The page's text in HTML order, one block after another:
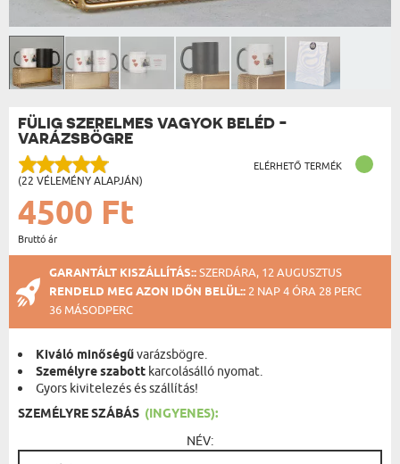
FÜLIG SZERELMES VAGYOK BELÉD -
VARÁZSBÖGRE
(22 VÉLEMÉNY ALAPJÁN)
ELÉRHETŐ TERMÉK
4500 Ft
Bruttó ár
GARANTÁLT KISZÁLLÍTÁS::SZERDÁRA, 12 AUGUSZTUS
RENDELD MEG AZON IDŐN BELÜL:: 2 NAP 4 ÓRA 28 PERC
36 MÁSODPERC
Kiváló minőségűvarázsbögre.
Személyre szabott karcolásálló nyomat.
Gyors kivitelezés és szállítás!
SZEMÉLYRE SZÁBÁS (INGYENES):
NÉV: